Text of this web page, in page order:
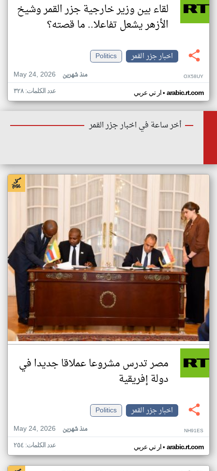
لقاء بين وزير خارجية جزر القمر وشيخ
الأزهر يشعل تفاعلا.. ما قصته؟
اخبار جزر القمر
Politics
May 24, 2026
منذ شهرين OX58UY
ار تي عربي• arabic.rt.com عدد الكلمات: ٣٢٨
أخر ساعة في اخبار جزر القمر
مصر تدرس مشروعا عملاقا جديدا في
دولة إفريقية
اخبار جزر القمر
Politics
May 24, 2026
منذ شهرين NH91ES
ار تي عربي• arabic.rt.com عدد الكلمات: ٢٥٤